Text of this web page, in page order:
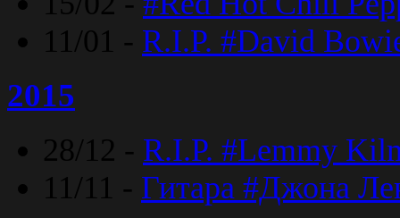
11/01 - R.I.P. #David
2015
28/12 - R.I.P. #Lemmy
11/11 - Гитара #Джона